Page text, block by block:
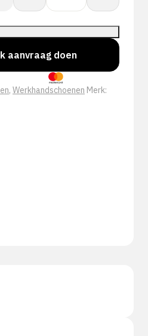
Treme-
Lite
51-
100
handschoen
aantal
aanvraag doen
, Werkhandschoenen Merk: